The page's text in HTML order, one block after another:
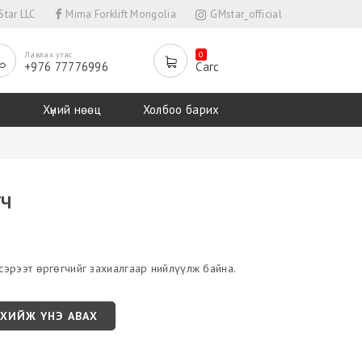
LLC Mima Forklift Mongolia GMstar_official
Лавлах утас
+976 77776996
0
Сагс
Хүний нөөц Холбоо барих
өргөгчийг захиалгаар нийлүүлж байна.
ҮНЭ АВАХ